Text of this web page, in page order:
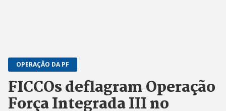
OPERAÇÃO DA PF
FICCOs deflagram Operação
Força Integrada III no